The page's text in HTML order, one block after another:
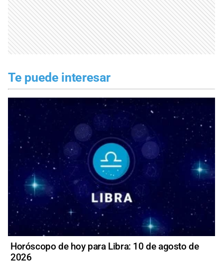
Te puede interesar
Horóscopo de hoy para Libra: 10 de agosto de
2026